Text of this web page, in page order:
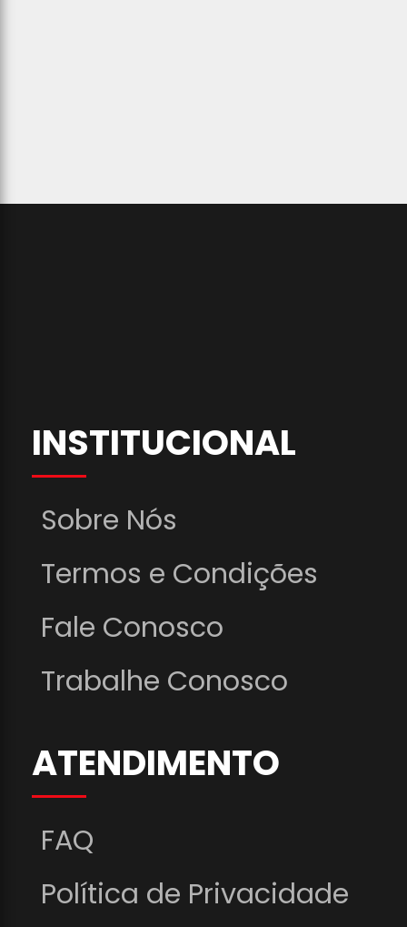
INSTITUCIONAL
Sobre Nós
Termos e Condições
Fale Conosco
Trabalhe Conosco
ATENDIMENTO
FAQ
Política de Privacidade